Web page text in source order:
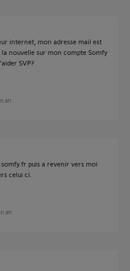
internet, mon adresse mail est
nouvelle sur mon compte Somfy
SVP?
an
puis a revenir vers moi
celui ci.
an